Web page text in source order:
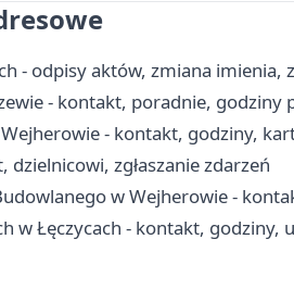
- odpisy aktów, zmiana imienia,
- kontakt, poradnie, godziny
- kontakt, godziny,
zgłaszanie zdarzeń
w Wejherowie -
w Łęczycach - kontakt, godziny,